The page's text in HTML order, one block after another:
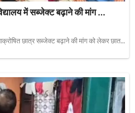
में सब्जेक्ट बढ़ाने की मांग ...
छात्र सब्जेक्ट बढ़ाने की मांग को लेकर छात...